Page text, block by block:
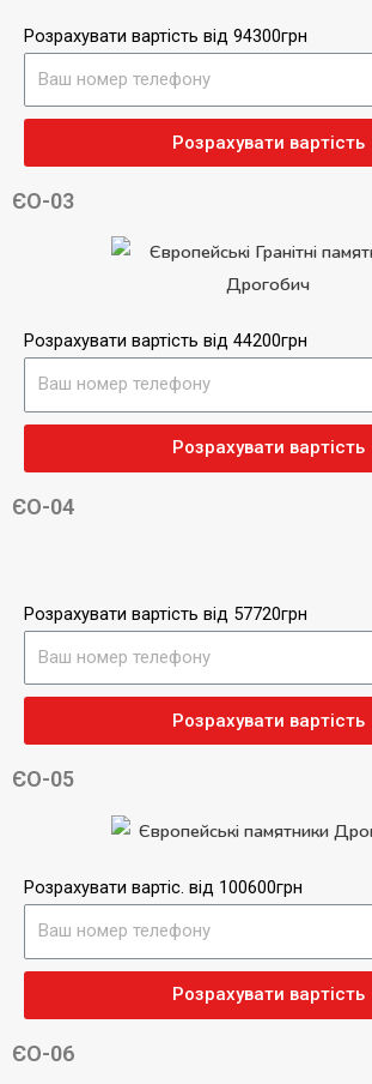
Розрахувати вартість від 94300грн
Розрахувати вартість
ЄО-03
Розрахувати вартість від 44200грн
Розрахувати вартість
ЄО-04
Розрахувати вартість від 57720грн
Розрахувати вартість
ЄО-05
Розрахувати вартіс. від 100600грн
Розрахувати вартість
ЄО-06